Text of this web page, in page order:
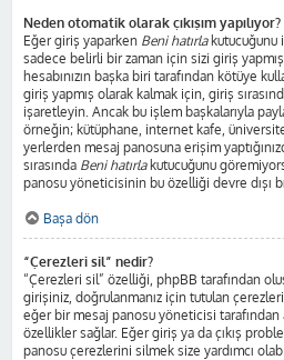
Neden otomatik olarak çıkışım yapılıyor?
Eğer giriş yaparken Beni hatırlakutucuğunu
sadece belirli bir zaman için sizi giriş
hesabınızın başka biri tarafından kötüye
giriş yapmış olarak kalmak için, giriş
işaretleyin. Ancak bu işlem başkalarıyla
örneğin; kütüphane, internet kafe,
yerlerden mesaj panosuna erişim
sırasında Beni hatırlakutucuğunu
panosu yöneticisinin bu özelliği devre dışı
Başa dön
“Çerezleri sil” nedir?
“Çerezleri sil” özelliği, phpBB tarafından
girişiniz, doğrulanmanız için tutulan
eğer bir mesaj panosu yöneticisi tarafından
özellikler sağlar. Eğer giriş ya da çıkış
panosu çerezlerini silmek size yardımcı